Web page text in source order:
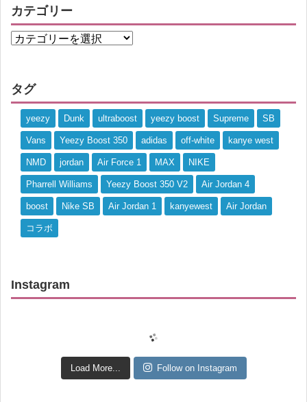
カテゴリー
タグ
yeezy Dunk ultraboost yeezy boost Supreme SB
Vans Yeezy Boost 350 adidas off-white kanye west
NMD jordan Air Force 1 MAX NIKE
Pharrell Williams Yeezy Boost 350 V2 Air Jordan 4
boost Nike SB Air Jordan 1 kanyewest Air Jordan
コラボ
Instagram
Load More... Follow on Instagram